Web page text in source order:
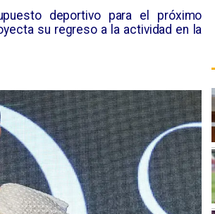
deportivo para el próximo
su regreso a la actividad en la